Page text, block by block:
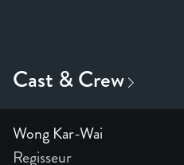
Wong Kar-Wai
Regisseur